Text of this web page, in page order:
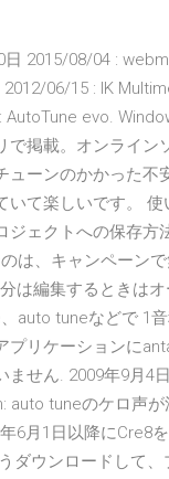
日 2015/08/04 :
2012/06/15 : IK
AutoTune evo.
で掲載。オンライ
ューンのかかった不
いて楽しいです。
ジェクトへの保存方
は、キャンペーン
は編集するときは
auto tuneなどで 1
プリケーションに
ません. 2009年9月4
auto tuneのケロ声
6月1日以降にCre8
ダウンロードして